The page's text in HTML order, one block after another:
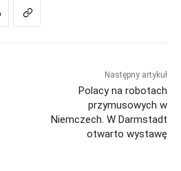
Następny artykuł
Polacy na robotach
przymusowych w
Niemczech. W Darmstadt
otwarto wystawę